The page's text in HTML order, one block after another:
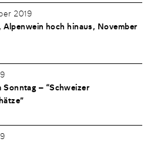
2019
hoch hinaus, November
Sonntag – “Schweizer